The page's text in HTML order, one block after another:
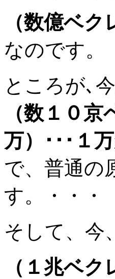
（数億ベ
なのです。
ところが､
（数１０
万）･･･１
で、普通の
す。・・・
そして、今
（１兆ベ